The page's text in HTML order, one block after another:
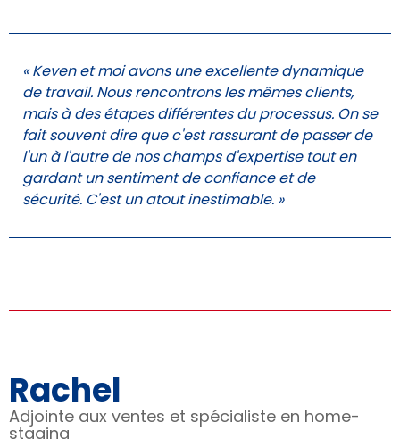
« Keven et moi avons une excellente dynamique
de travail. Nous rencontrons les mêmes clients,
mais à des étapes différentes du processus. On se
fait souvent dire que c'est rassurant de passer de
l'un à l'autre de nos champs d'expertise tout en
gardant un sentiment de confiance et de
sécurité. C'est un atout inestimable. »
Rachel
Adjointe aux ventes et spécialiste en home-
staging